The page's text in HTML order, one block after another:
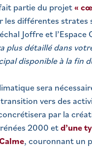
partie du projet«
les différentes strates
Joffre et l’Espace
plus détaillé dans
disponible à la fin
sera
vers des
par la
2000 etd’une
, couronnant un